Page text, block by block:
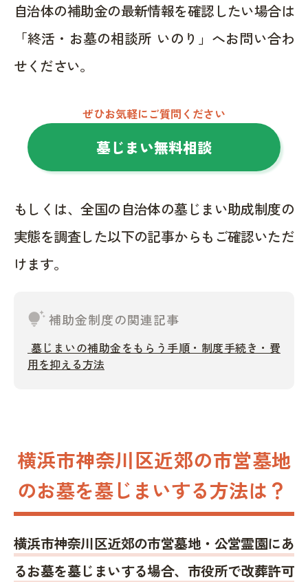
自治体の補助金の最新情報を確認したい場合は
「終活・お墓の相談所 いのり」へお問い合わ
せください。
ぜひお気軽にご質問ください
墓じまい無料相談
もしくは、全国の自治体の墓じまい助成制度の
実態を調査した以下の記事からもご確認いただ
けます。
tips_and_updates補助金制度の関連記事
墓じまいの補助金をもらう手順・制度手続き・費
用を抑える方法
横浜市神奈川区近郊の市営墓地
のお墓を墓じまいする方法は？
横浜市神奈川区近郊の市営墓地・公営霊園にあ
るお墓を墓じまいする場合、市役所で改葬許可